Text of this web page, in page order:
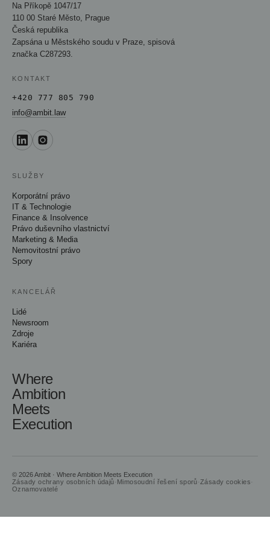
Na Příkopě 1047/17
110 00 Staré Město, Prague
Česká republika
Zapsána u Městského soudu v Praze, spisová
značka C287293.
KONTAKT
+420 777 805 790
info@ambit.law
SLUŽBY
Korporátní právo
IT & Technologie
Finance & Insolvence
Právo duševního vlastnictví
Marketing & Media
Nemovitostní právo
Spory
KANCELÁŘ
Lidé
Newsroom
Zdroje
Kariéra
Where
Ambition
Meets
Execution
© 2026 Ambit · Where Ambition Meets Execution
Zásady ochrany osobních údajů· Mimosoudní řešení sporů· Zásady cookies·
Oznamovatelé